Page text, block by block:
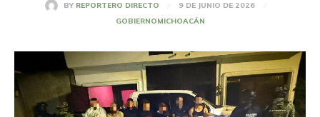
BY REPORTERO DIRECTO
9 DE JUNIO DE 2026
GOBIERNOMICHOACÁN